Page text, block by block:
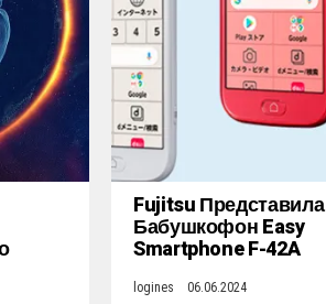
Fujitsu Представила
Бабушкофон Easy
Smartphone F-42A
logines 06.06.2024